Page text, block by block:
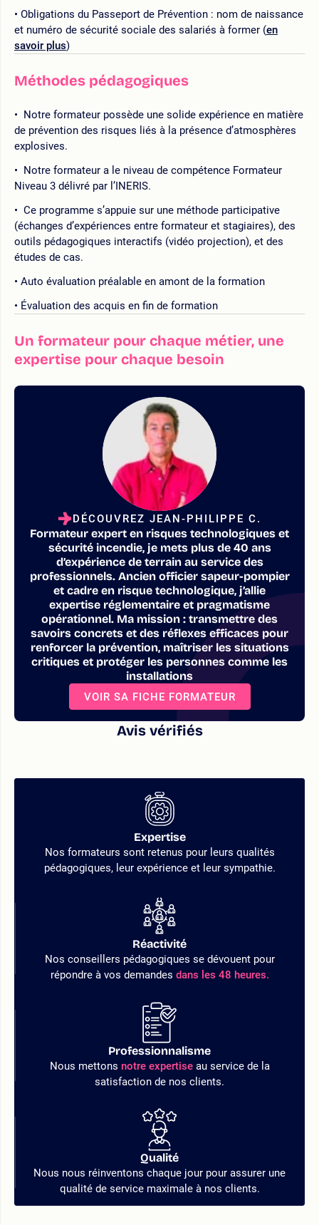
Obligations du Passeport de Prévention : nom de naissance
et numéro de sécurité sociale des salariés à former (en
savoir plus)
Méthodes pédagogiques
Notre formateur possède une solide expérience en matière
de prévention des risques liés à la présence d’atmosphères
explosives.
Notre formateur a le niveau de compétence Formateur
Niveau 3 délivré par l’INERIS.
Ce programme s’appuie sur une méthode participative
(échanges d’expériences entre formateur et stagiaires), des
outils pédagogiques interactifs (vidéo projection), et des
études de cas.
Auto évaluation préalable en amont de la formation
Évaluation des acquis en fin de formation
Un formateur pour chaque métier, une
expertise pour chaque besoin
DÉCOUVREZ JEAN-PHILIPPE C.
Formateur expert en risques technologiques et
sécurité incendie, je mets plus de 40 ans
d’expérience de terrain au service des
professionnels. Ancien officier sapeur-pompier
et cadre en risque technologique, j’allie
expertise réglementaire et pragmatisme
opérationnel. Ma mission : transmettre des
savoirs concrets et des réflexes efficaces pour
renforcer la prévention, maîtriser les situations
critiques et protéger les personnes comme les
installations
VOIR SA FICHE FORMATEUR
Avis vérifiés
Expertise
Nos formateurs sont retenus pour leurs qualités
pédagogiques, leur expérience et leur sympathie.
Réactivité
Nos conseillers pédagogiques se dévouent pour
répondre à vos demandes dans les 48 heures.
Professionnalisme
Nous mettons notre expertiseau service de la
satisfaction de nos clients.
Qualité
Nous nous réinventons chaque jour pour assurer une
qualité de service maximale à nos clients.